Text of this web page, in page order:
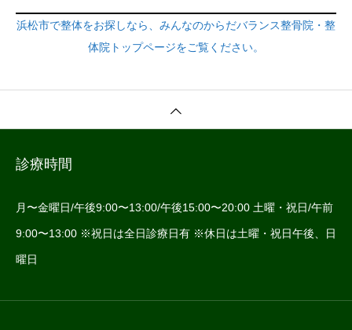
浜松市で整体をお探しなら、みんなのからだバランス整骨院・整
体院トップページをご覧ください。
診療時間
月〜金曜日/午後9:00〜13:00/午後15:00〜20:00 土曜・祝日/午前
9:00〜13:00 ※祝日は全日診療日有 ※休日は土曜・祝日午後、日
曜日